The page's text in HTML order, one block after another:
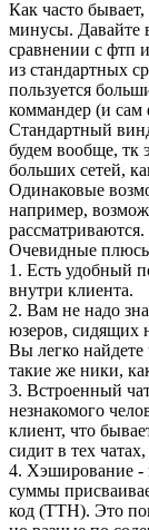
Как часто
минусы. Давайте
сравнении с фтп
из стандартных
пользуется
коммандер (и сам
Стандартный
будем вообще, тк
больших сетей,
Одинаковые
например,
рассматриваются.
Очевидные
1. Есть удобный
внутри клиента.
2. Вам не надо
юзеров, сидящих
Вы легко найдете
такие же ники,
3. Встроенный
незнакомого
клиент, что
сидит в тех
4. Хэширование -
суммы
код (TTH). Это